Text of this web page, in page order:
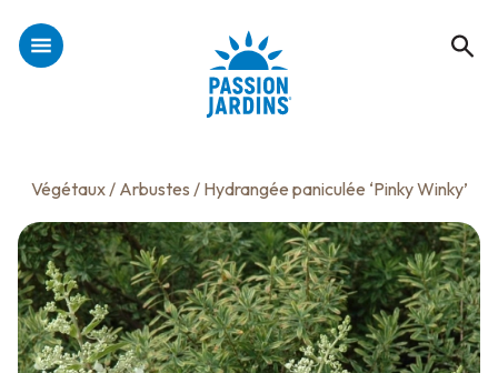
Végétaux/ Arbustes / Hydrangée paniculée ‘Pinky Winky’